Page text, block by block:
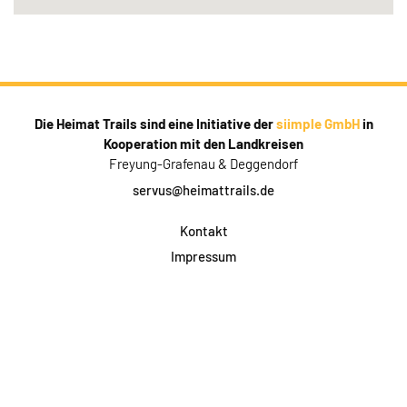
Die Heimat Trails sind eine Initiative dersiimple GmbHin
Kooperation mit den Landkreisen
Freyung-Grafenau & Deggendorf
servus@heimattrails.de
Kontakt
Impressum